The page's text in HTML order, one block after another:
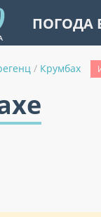
ПОГОДА
/ Крумбах